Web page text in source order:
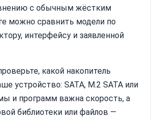
с обычным жёстким
можно сравнить модели по
интерфейсу и заявленной
какой накопитель
устройство: SATA, M.2 SATA или
и программ важна скорость, а
библиотеки или файлов —